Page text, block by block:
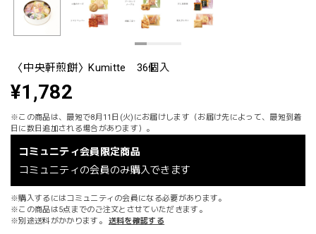
〈中央軒煎餅〉Kumitte 36個入
¥1,782
※この商品は、最短で8月11日(火)にお届けします（お届け先によって、最短到着
日に数日追加される場合があります）。
コミュニティ会員限定商品
コミュニティの会員のみ購入できます
※購入するにはコミュニティの会員になる必要があります。
※この商品は5点までのご注文とさせていただきます。
※別途送料がかかります。
送料を確認する